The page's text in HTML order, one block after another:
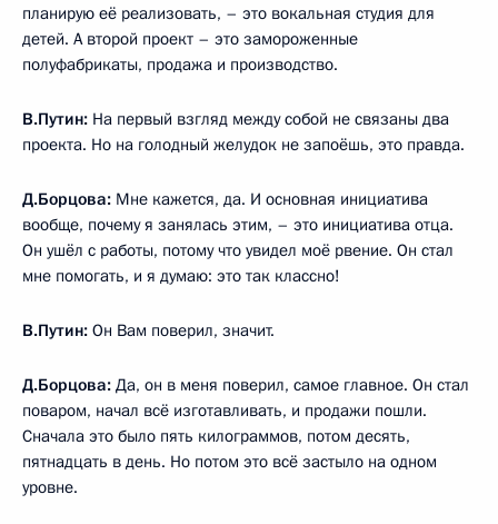
планирую её реализовать, – это вокальная студия для
детей. А второй проект – это замороженные
полуфабрикаты, продажа и производство.
В.Путин: На первый взгляд между собой не связаны два
проекта. Но на голодный желудок не запоёшь, это правда.
Д.Борцова: Мне кажется, да. И основная инициатива
вообще, почему я занялась этим, – это инициатива отца.
Он ушёл с работы, потому что увидел моё рвение. Он стал
мне помогать, и я думаю: это так классно!
В.Путин: Он Вам поверил, значит.
Д.Борцова: Да, он в меня поверил, самое главное. Он стал
поваром, начал всё изготавливать, и продажи пошли.
Сначала это было пять килограммов, потом десять,
пятнадцать в день. Но потом это всё застыло на одном
уровне.